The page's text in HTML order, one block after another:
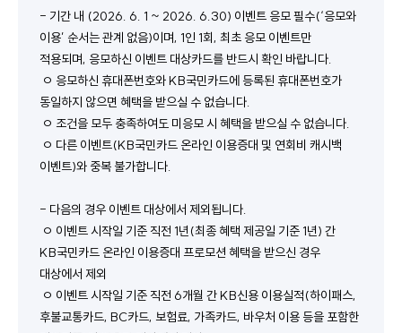
- 기간 내 (2026. 6. 1 ~ 2026. 6.30) 이벤트 응모 필수(‘응모와
이용’ 순서는 관계 없음)이며, 1인 1회, 최초 응모 이벤트만
적용되며, 응모하신 이벤트 대상카드를 반드시 확인 바랍니다.
ㅇ 응모하신 휴대폰번호와 KB국민카드에 등록된 휴대폰번호가
동일하지 않으면 혜택을 받으실 수 없습니다.
ㅇ 조건을 모두 충족하여도 미응모 시 혜택을 받으실 수 없습니다.
ㅇ 다른 이벤트(KB국민카드 온라인 이용증대 및 연회비 캐시백
이벤트)와 중복 불가합니다.
- 다음의 경우 이벤트 대상에서 제외됩니다.
ㅇ 이벤트 시작일 기준 직전 1년(최종 혜택 제공일 기준 1년) 간
KB국민카드 온라인 이용증대 프로모션 혜택을 받으신 경우
대상에서 제외
ㅇ 이벤트 시작일 기준 직전 6개월 간 KB신용 이용실적(하이패스,
후불교통카드, BC카드, 보험료, 가족카드, 바우처 이용 등을 포함한